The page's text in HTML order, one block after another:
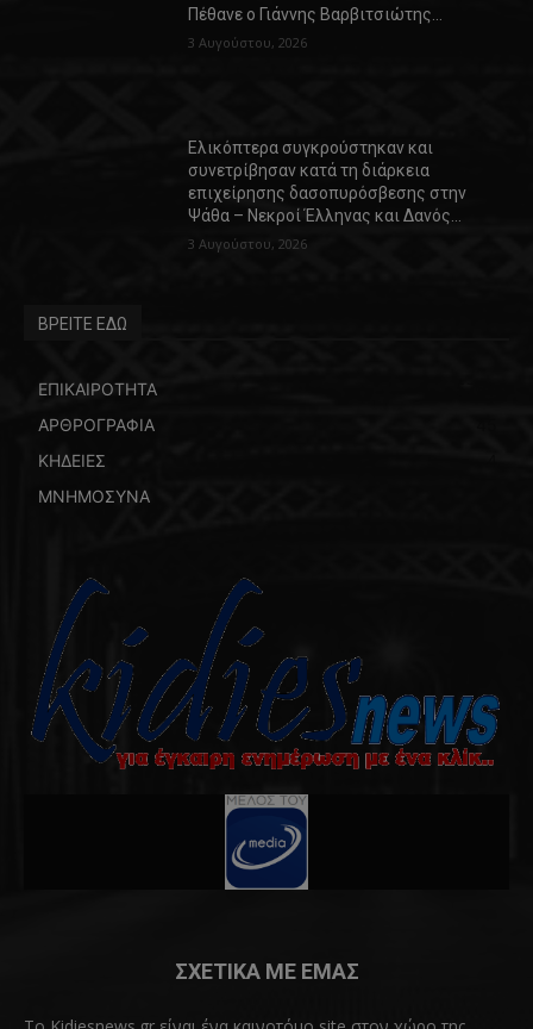
Πέθανε ο Γιάννης Βαρβιτσιώτης…
3 Αυγούστου, 2026
Ελικόπτερα συγκρούστηκαν και
συνετρίβησαν κατά τη διάρκεια
επιχείρησης δασοπυρόσβεσης στην
Ψάθα – Νεκροί Έλληνας και Δανός…
3 Αυγούστου, 2026
ΒΡΕΙΤΕ ΕΔΩ
ΕΠΙΚΑΙΡΟΤΗΤΑ
ΑΡΘΡΟΓΡΑΦΙΑ
ΚΗΔΕΙΕΣ
ΜΝΗΜΟΣΥΝΑ
ΣΧΕΤΙΚΑ ΜΕ ΕΜΑΣ